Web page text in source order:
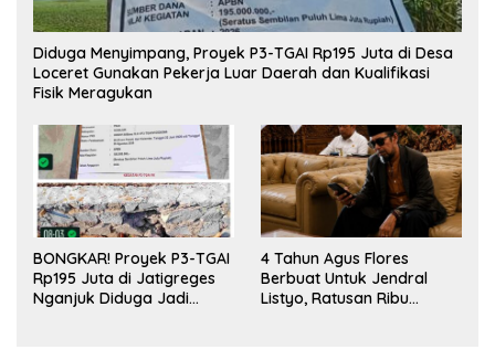
Diduga Menyimpang, Proyek P3-TGAI Rp195 Juta di Desa
Loceret Gunakan Pekerja Luar Daerah dan Kualifikasi
Fisik Meragukan
BONGKAR! Proyek P3-TGAI
Rp195 Juta di Jatigreges
Nganjuk Diduga Jadi
4 Tahun Agus Flores
Berbuat Untuk Jendral
Listyo, Ratusan Ribu